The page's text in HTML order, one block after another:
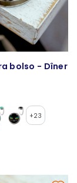
bolso - Dîner
+23